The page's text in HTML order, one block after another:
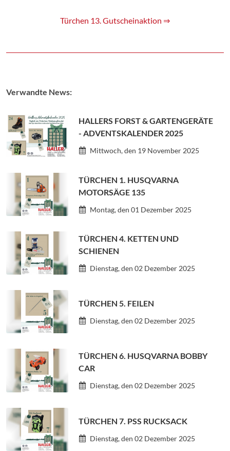
Türchen 13. Gutscheinaktion ⇒
Verwandte News:
HALLERS FORST & GARTENGERÄTE
- ADVENTSKALENDER 2025
Mittwoch, den 19 November 2025
TÜRCHEN 1. HUSQVARNA
MOTORSÄGE 135
Montag, den 01 Dezember 2025
TÜRCHEN 4. KETTEN UND
SCHIENEN
Dienstag, den 02 Dezember 2025
TÜRCHEN 5. FEILEN
Dienstag, den 02 Dezember 2025
TÜRCHEN 6. HUSQVARNA BOBBY
CAR
Dienstag, den 02 Dezember 2025
TÜRCHEN 7. PSS RUCKSACK
Dienstag, den 02 Dezember 2025